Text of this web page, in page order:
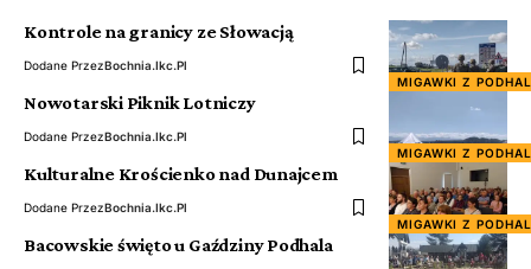
MIGAWKI Z
Kontrole na granicy ze Słowacją
Dodane PrzezBochnia.ikc.pl
MIGAWKI Z
Nowotarski Piknik Lotniczy
Dodane PrzezBochnia.ikc.pl
MIGAWKI Z
Kulturalne Krościenko nad Dunajcem
Dodane PrzezBochnia.ikc.pl
Bacowskie święto u Gaździny Podhala